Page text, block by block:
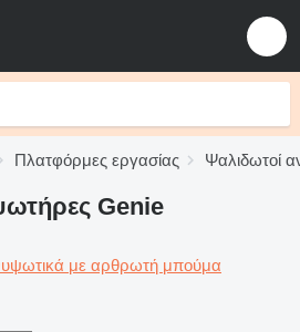
Πλατφόρμες εργασίας Ψαλιδωτοί
Genie
με αρθρωτή μπούμα